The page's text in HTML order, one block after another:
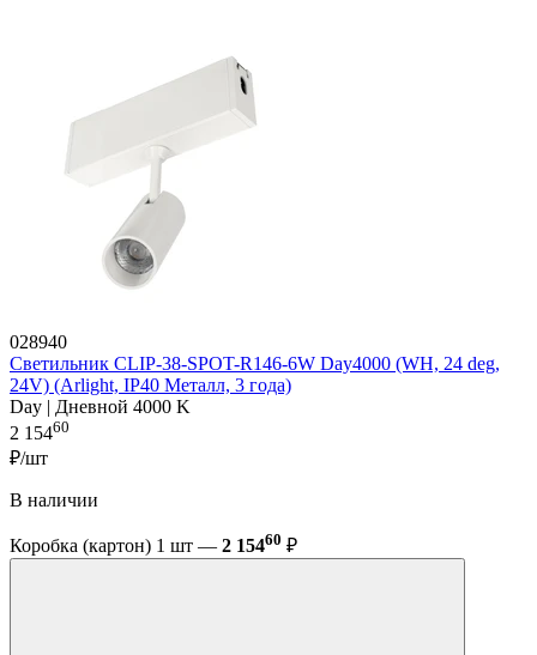
028940
Светильник CLIP-38-SPOT-R146-6W Day4000 (WH, 24 deg,
24V) (Arlight, IP40 Металл, 3 года)
Day | Дневной 4000 K
2 15460
₽/шт
В наличии
Коробка (картон) 1 шт — 2 15460 ₽